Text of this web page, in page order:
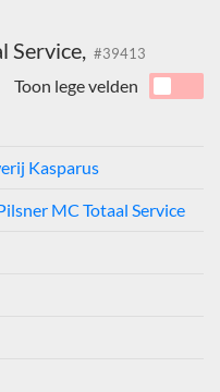
Service, #39413
Toon lege velden
Kasparus
MC Totaal Service